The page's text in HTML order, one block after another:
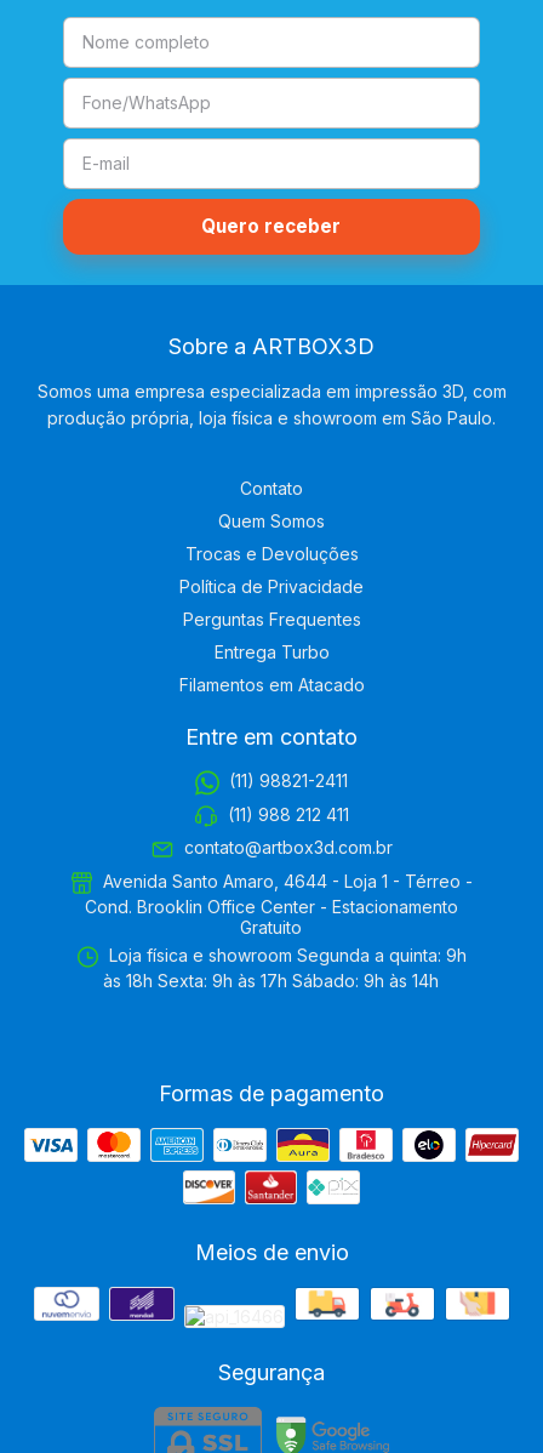
Sobre a ARTBOX3D
Somos uma empresa especializada em impressão 3D, com
produção própria, loja física e showroom em São Paulo.
Contato
Quem Somos
Trocas e Devoluções
Política de Privacidade
Perguntas Frequentes
Entrega Turbo
Filamentos em Atacado
Entre em contato
(11) 98821-2411
(11) 988 212 411
contato@artbox3d.com.br
Avenida Santo Amaro, 4644 - Loja 1 - Térreo -
Cond. Brooklin Office Center - Estacionamento
Gratuito
Loja física e showroom Segunda a quinta: 9h
às 18h Sexta: 9h às 17h Sábado: 9h às 14h
Formas de pagamento
Meios de envio
Segurança